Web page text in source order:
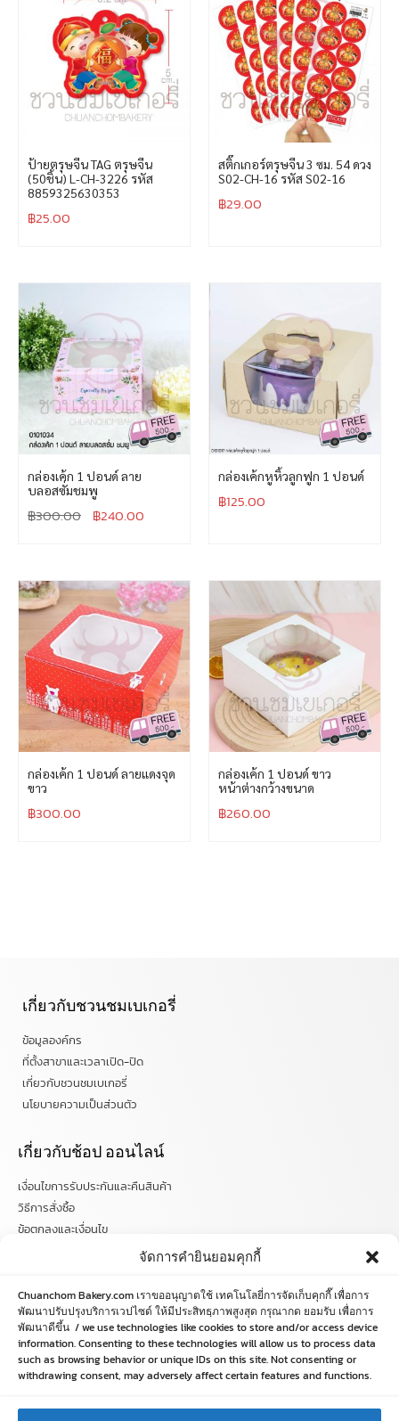
จัดการคำยินยอมคุกกี้
Chuanchom Bakery.com เราขออนุญาตใช้ เทคโนโลยี่การจัดเก็บคุกกี๊ เพื่อการ
พัฒนาปรับปรุงบริการเวปไซด์ ให้มีประสิทธฺภาพสูงสุด กรุณากด ยอมรับ เพื่อการ
พัฒนาดีขึ้น / we use technologies like cookies to store and/or access device
information. Consenting to these technologies will allow us to process data
such as browsing behavior or unique IDs on this site. Not consenting or
withdrawing consent, may adversely affect certain features and functions.
ป้ายตรุษจีน TAG ตรุษจีน
(50ชิ้น) L-CH-3226 รหัส
8859325630353
฿25.00
สติ๊กเกอร์ตรุษจีน 3 ซม. 54 ดวง
S02-CH-16 รหัส S02-16
฿29.00
กล่องเค้ก 1 ปอนด์ ลาย
บลอสซั่มชมพู
฿300.00 ฿240.00
กล่องเค้กหูหิ้วลูกฟูก 1 ปอนด์
฿125.00
กล่องเค้ก 1 ปอนด์ ลายแดงจุด
ขาว
฿300.00
กล่องเค้ก 1 ปอนด์ ขาว
หน้าต่างกว้างขนาด
฿260.00
เกี่ยวกับชวนชมเบเกอรี่
ข้อมูลองค์กร
ที่ตั้งสาขาและเวลาเปิด-ปิด
เกี่ยวกับชวนชมเบเกอรี่
นโยบายความเป็นส่วนตัว
เกี่ยวกับช้อป ออนไลน์
เงื่อนไขการรับประกันและคืนสินค้า
วิธีการสั่งซื้อ
ข้อตกลงและเงื่อนไข
ติดตามข่าวสารได้ที่
chuanchombakery
chuanchombakery
www.chuanchombakery.com